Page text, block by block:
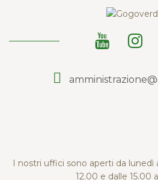
I nostri uffici sono aperti da lunedì
12.00 e dalle 15.00